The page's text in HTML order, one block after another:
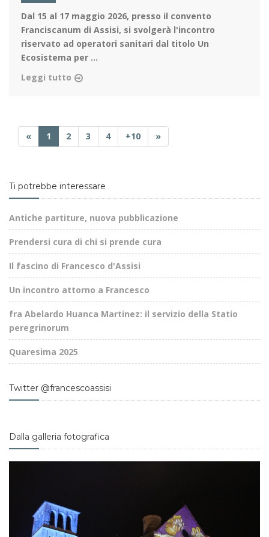
Dal 15 al 17 maggio 2026, presso il convento
Franciscanum di Assisi, si svolgerà l'incontro
riservato ad operatori sanitari dal titolo Un
Ecosistema per ...
Leggi tutto
« 1 2 3 4 +10 »
Ti potrebbe interessare
Antiche partiture, nuova pubblicazione
Prendersi cura di chi si prende cura
Il fascino di Francesco d'Assisi
Un incontro attorno a Francesco
fra Abelardo Huanca Martinez: il servizio della Statio
peregrinorum
Quaresima 2025
Twitter @francescoassisi
Dalla galleria fotografica